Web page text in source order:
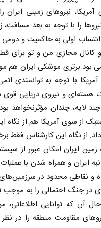
نیروهای زمینی ایران
را با توجه به بعد مسافت،
اولی به حاکمیت و دومی
کانال مجازی من و تو برای
موشکی ایران هم
با توجه به توانمندی
هسته‌ای و نیروی دریایی قوی
سامانه دفاعی چند لایه، چندان مؤثرنخواهد
از سوی آمریکا هم از نگاه
از نگاه این کارشناس فقط
ایران امکان عبور از
ایران و همراه شدن با
و نقاطی محدود در
در جنگ احتمالی را به موجب
آن که توانایی اطلاعاتی،
مقاومت منطقه را در نظر